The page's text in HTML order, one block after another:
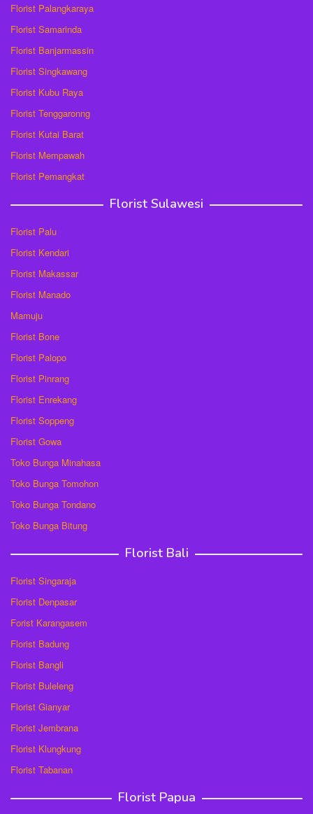
Florist Palangkaraya
Florist Samarinda
Florist Banjarmassin
Florist Singkawang
Florist Kubu Raya
Florist Tenggaronng
Florist Kutai Barat
Florist Mempawah
Florist Pemangkat
Florist Sulawesi
Florist Palu
Florist Kendari
Florist Makassar
Florist Manado
Mamuju
Florist Bone
Florist Palopo
Florist Pinrang
Florist Enrekang
Florist Soppeng
Florist Gowa
Toko Bunga Minahasa
Toko Bunga Tomohon
Toko Bunga Tondano
Toko Bunga Bitung
Florist Bali
Florist Singaraja
Florist Denpasar
Forist Karangasem
Florist Badung
Florist Bangli
Florist Buleleng
Florist Gianyar
Florist Jembrana
Florist Klungkung
Florist Tabanan
Florist Papua